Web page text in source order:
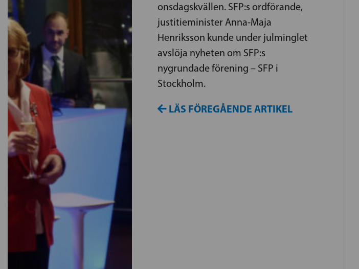
onsdagskvällen. SFP:s ordförande,
justitieminister Anna-Maja
Henriksson kunde under julminglet
avslöja nyheten om SFP:s
nygrundade förening – SFP i
Stockholm.
LÄS FÖREGÅENDE ARTIKEL